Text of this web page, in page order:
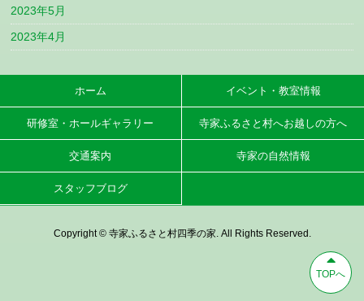
2023年5月
2023年4月
TOPへ
ホーム イベント・教室情報
研修室・ホールギャラリー 寺家ふるさと村へお越しの方へ
交通案内 寺家の自然情報
スタッフブログ
Copyright © 寺家ふるさと村四季の家. All Rights Reserved.